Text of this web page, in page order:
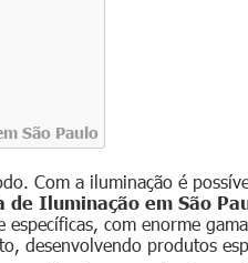
São Paulo
Com a iluminação é
de Iluminação em São
com enorme
desenvolvendo produtos